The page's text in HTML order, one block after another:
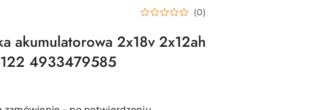
(0)
akumulatorowa 2x18v 2x12ah
4933479585